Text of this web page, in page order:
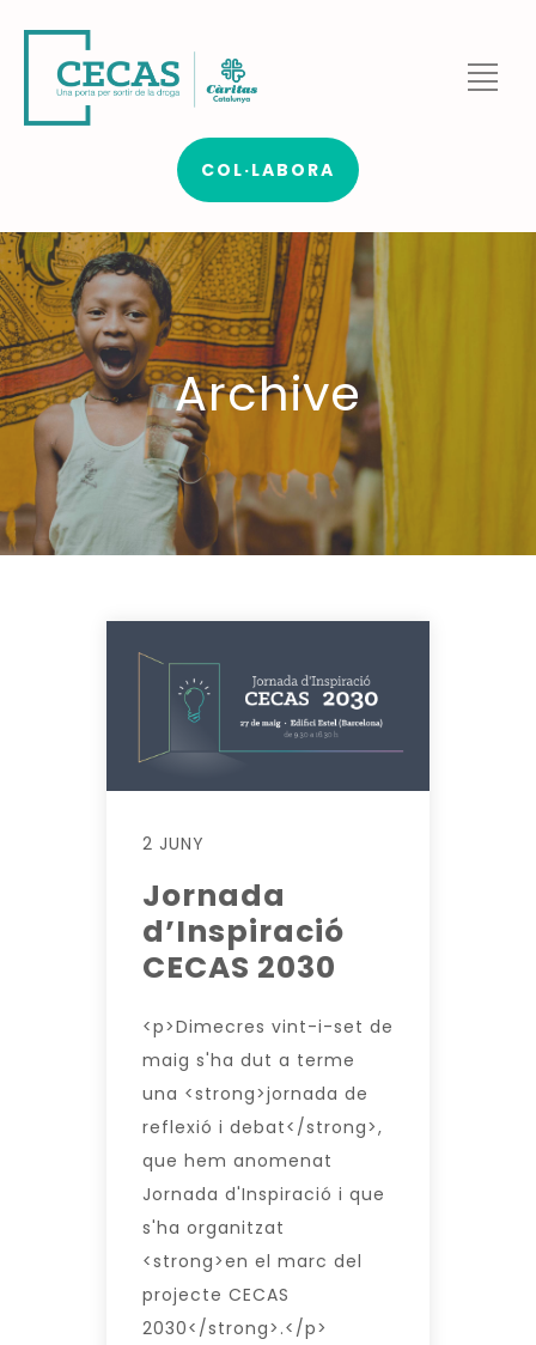
COL·LABORA
Archive
2 JUNY
Jornada
d’Inspiració
CECAS 2030
<p>Dimecres vint-i-set de
maig s'ha dut a terme
una <strong>jornada de
reflexió i debat</strong>,
que hem anomenat
Jornada d'Inspiració i que
s'ha organitzat
<strong>en el marc del
projecte CECAS
2030</strong>.</p>